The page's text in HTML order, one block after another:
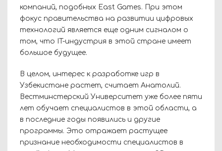
компаний, подобных East Games. При этом
фокус правительства на развитии цифровых
технологий является еще одним сигналом о
том, что IT-индустрия в этой стране имеет
большое будущее.
В целом, интерес к разработке игр в
Узбекистане растет, считает Анатолий.
Вестминстерский Университет уже более пяти
лет обучает специалистов в этой области, а
в последние годы появились и другие
программы. Это отражает растущее
признание необходимости специалистов в